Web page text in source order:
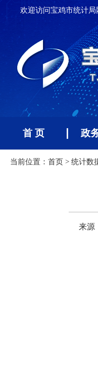
欢迎访问宝鸡市统计
首 页 政
当前位置： 首页 > 统计数
来源